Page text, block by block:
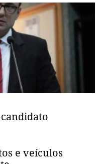
e veículos